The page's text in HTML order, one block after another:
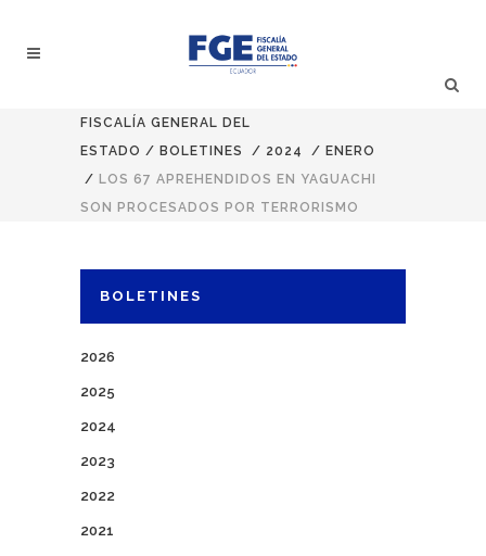
FISCALÍA GENERAL DEL
ESTADO / BOLETINES / 2024 / ENERO
/ LOS 67 APREHENDIDOS EN YAGUACHI
SON PROCESADOS POR TERRORISMO
BOLETINES
2026
2025
2024
2023
2022
2021